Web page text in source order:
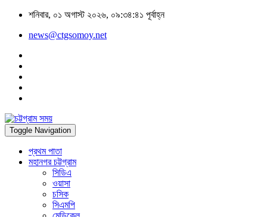
শনিবার, ০১ অগাস্ট ২০২৬, ০৯:৩৪:৪১ পূর্বাহ্ন
news@ctgsomoy.net
Toggle Navigation
প্রথম পাতা
মহানগর চট্টগ্রাম
সিডিএ
ওয়াসা
চসিক
সিএমপি